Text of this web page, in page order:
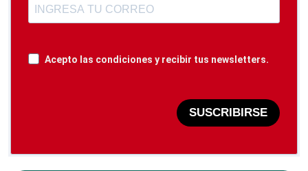
Acepto las condiciones y recibir tus newsletters.
SUSCRIBIRSE